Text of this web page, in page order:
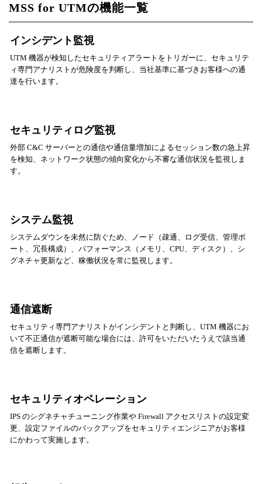
MSS for UTMの機能一覧
インシデント監視
UTM 機器が検知したセキュリティアラートをトリガーに、セキュリテ
ィ専門アナリストが危険度を判断し、当社基準に基づきお客様への通
達を行います。
セキュリティログ監視
外部 C&C サーバーとの通信や通信量増加によるセッション数の急上昇
を検知、ネットワーク状態の傾向変化から不審な通信状況を監視しま
す。
システム監視
システムダウンを未然に防ぐため、ノード（疎通、ログ受信、管理ポ
ート、冗長構成）、パフォーマンス（メモリ、CPU、ディスク）、シ
グネチャ更新など、稼働状況を常に監視します。
通信遮断
セキュリティ専門アナリストがインシデントと判断し、UTM 機器にお
いて不正通信が遮断可能な場合には、許可をいただいたうえで該当通
信を遮断します。
セキュリティオペレーション
IPS のシグネチャチューニング作業や Firewall アクセスリストの設定変
更、設定ファイルのバックアップをセキュリティエンジニアがお客様
にかわって実施します。